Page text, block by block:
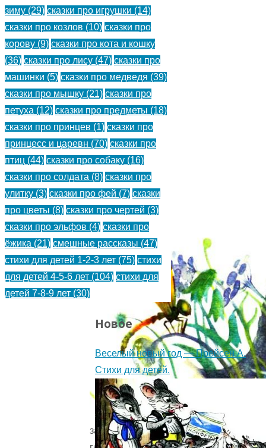
закрыв
зиму (29) сказки про игрушки (14)
сказки про козлов (10) сказки про
корову (9) сказки про кота и кошку
(36) сказки про лису (47) сказки про
машинки (5) сказки про медведя (39)
сказки про мышку (21) сказки про
петуха (12) сказки про предметы (18)
сказки про принцев (1) сказки про
принцесс и царевн (70) сказки про
птиц (44) сказки про собаку (16)
сказки про солдата (8) сказки про
улитку (3) сказки про фей (7) сказки
про цветы (8) сказки про чертей (3)
сказки про эльфов (4) сказки про
ёжика (21) смешные рассказы (47)
стихи для детей 1-2-3 лет (75) стихи
для детей 4-5-6 лет (104) стихи для
детей 7-8-9 лет (30)
Новое
Веселый новый год — Прёйсен А.
Стихи для детей.